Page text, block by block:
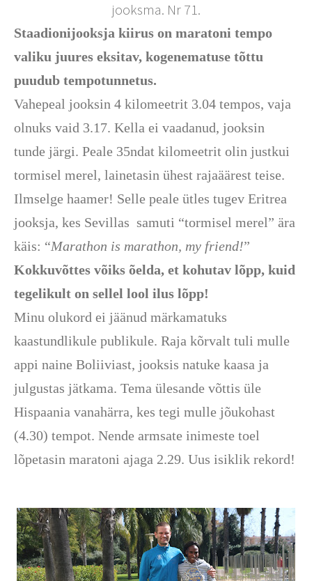
jooksma. Nr 71.
Staadionijooksja kiirus on maratoni tempo
valiku juures eksitav, kogenematuse tõttu
puudub tempotunnetus.
Vahepeal jooksin 4 kilomeetrit 3.04 tempos, vaja
olnuks vaid 3.17. Kella ei vaadanud, jooksin
tunde järgi. Peale 35ndat kilomeetrit olin justkui
tormisel merel, lainetasin ühest rajaäärest teise.
Ilmselge haamer! Selle peale ütles tugev Eritrea
jooksja, kes Sevillas samuti “tormisel merel” ära
käis: “Marathon is marathon, my friend!”
Kokkuvõttes võiks õelda, et kohutav lõpp, kuid
tegelikult on sellel lool ilus lõpp!
Minu olukord ei jäänud märkamatuks
kaastundlikule publikule. Raja kõrvalt tuli mulle
appi naine Boliiviast, jooksis natuke kaasa ja
julgustas jätkama. Tema ülesande võttis üle
Hispaania vanahärra, kes tegi mulle jõukohast
(4.30) tempot. Nende armsate inimeste toel
lõpetasin maratoni ajaga 2.29. Uus isiklik rekord!